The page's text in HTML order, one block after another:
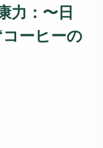
力：〜日
ーヒーの